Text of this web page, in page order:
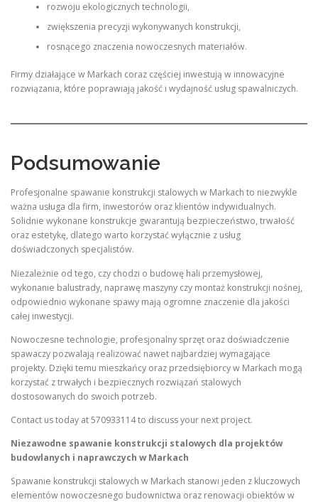
rozwoju ekologicznych technologii,
zwiększenia precyzji wykonywanych konstrukcji,
rosnącego znaczenia nowoczesnych materiałów.
Firmy działające w Markach coraz częściej inwestują w innowacyjne
rozwiązania, które poprawiają jakość i wydajność usług spawalniczych.
Podsumowanie
Profesjonalne spawanie konstrukcji stalowych w Markach to niezwykle
ważna usługa dla firm, inwestorów oraz klientów indywidualnych.
Solidnie wykonane konstrukcje gwarantują bezpieczeństwo, trwałość
oraz estetykę, dlatego warto korzystać wyłącznie z usług
doświadczonych specjalistów.
Niezależnie od tego, czy chodzi o budowę hali przemysłowej,
wykonanie balustrady, naprawę maszyny czy montaż konstrukcji nośnej,
odpowiednio wykonane spawy mają ogromne znaczenie dla jakości
całej inwestycji.
Nowoczesne technologie, profesjonalny sprzęt oraz doświadczenie
spawaczy pozwalają realizować nawet najbardziej wymagające
projekty. Dzięki temu mieszkańcy oraz przedsiębiorcy w Markach mogą
korzystać z trwałych i bezpiecznych rozwiązań stalowych
dostosowanych do swoich potrzeb.
Contact us today at 570933114 to discuss your next project.
Niezawodne spawanie konstrukcji stalowych dla projektów
budowlanych i naprawczych w Markach
Spawanie konstrukcji stalowych w Markach stanowi jeden z kluczowych
elementów nowoczesnego budownictwa oraz renowacji obiektów w